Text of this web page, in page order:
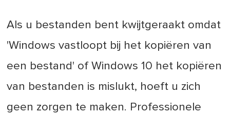
Als u bestanden bent kwijtgeraakt omdat
'Windows vastloopt bij het kopiëren van
een bestand' of Windows 10 het kopiëren
van bestanden is mislukt, hoeft u zich
geen zorgen te maken. Professionele